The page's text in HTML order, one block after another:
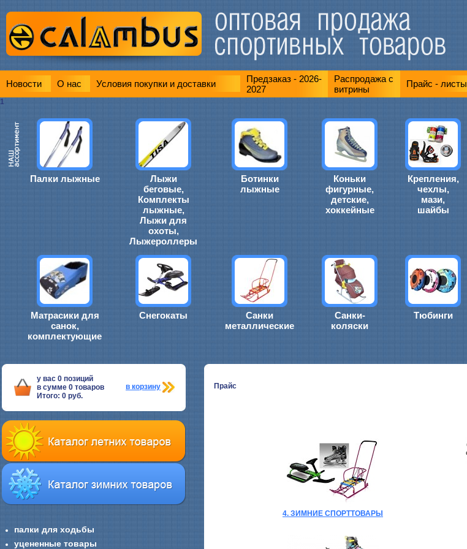
Новости О нас Условия покупки и доставки
Предзаказ - 2026-
2027
Распродажа с
витрины
Прайс - листы
1
Палки лыжные
Лыжи
беговые,
Комплекты
лыжные,
Лыжи для
охоты,
Лыжероллеры
Ботинки
лыжные
Коньки
фигурные,
детские,
хоккейные
Крепления,
чехлы,
мази,
шайбы
Матрасики для
санок,
комплектующие
Снегокаты
Санки
металлические
Санки-
коляски
Тюбинги
у вас 0 позиций
в сумме 0 товаров
Итого: 0 руб.
в корзину
палки для ходьбы
уцененные товары
Прайс
4. ЗИМНИЕ СПОРТТОВАРЫ